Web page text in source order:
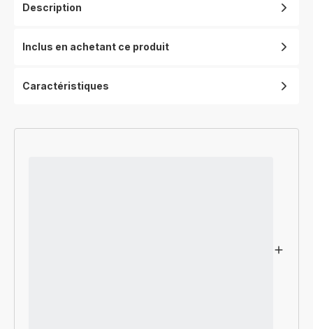
Description
Inclus en achetant ce produit
Caractéristiques